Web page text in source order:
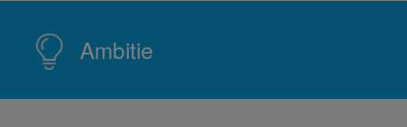
Ambitie